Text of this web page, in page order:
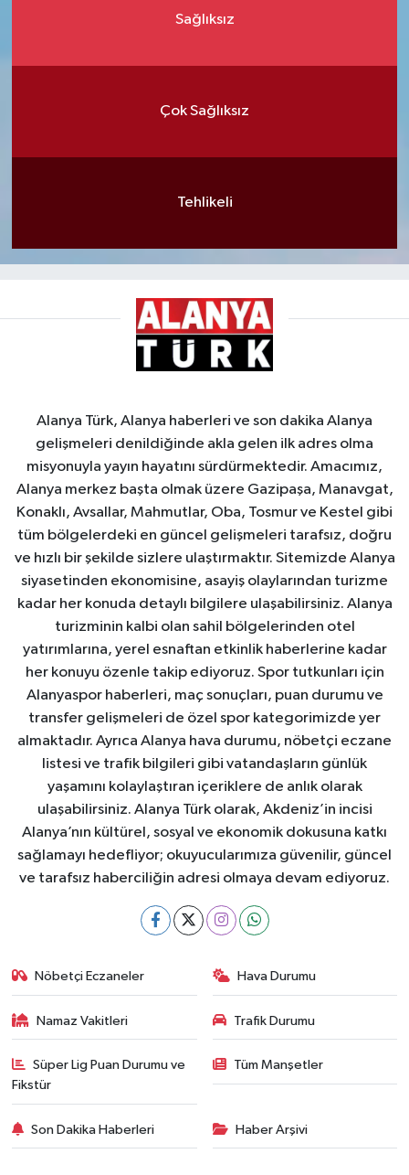
Sağlıksız
Çok Sağlıksız
Tehlikeli
Alanya Türk, Alanya haberleri ve son dakika Alanya
gelişmeleri denildiğinde akla gelen ilk adres olma
misyonuyla yayın hayatını sürdürmektedir. Amacımız,
Alanya merkez başta olmak üzere Gazipaşa, Manavgat,
Konaklı, Avsallar, Mahmutlar, Oba, Tosmur ve Kestel gibi
tüm bölgelerdeki en güncel gelişmeleri tarafsız, doğru
ve hızlı bir şekilde sizlere ulaştırmaktır. Sitemizde Alanya
siyasetinden ekonomisine, asayiş olaylarından turizme
kadar her konuda detaylı bilgilere ulaşabilirsiniz. Alanya
turizminin kalbi olan sahil bölgelerinden otel
yatırımlarına, yerel esnaftan etkinlik haberlerine kadar
her konuyu özenle takip ediyoruz. Spor tutkunları için
Alanyaspor haberleri, maç sonuçları, puan durumu ve
transfer gelişmeleri de özel spor kategorimizde yer
almaktadır. Ayrıca Alanya hava durumu, nöbetçi eczane
listesi ve trafik bilgileri gibi vatandaşların günlük
yaşamını kolaylaştıran içeriklere de anlık olarak
ulaşabilirsiniz. Alanya Türk olarak, Akdeniz’in incisi
Alanya’nın kültürel, sosyal ve ekonomik dokusuna katkı
sağlamayı hedefliyor; okuyucularımıza güvenilir, güncel
ve tarafsız haberciliğin adresi olmaya devam ediyoruz.
Nöbetçi Eczaneler Hava Durumu
Namaz Vakitleri Trafik Durumu
Süper Lig Puan Durumu ve
Fikstür
Tüm Manşetler
Son Dakika Haberleri Haber Arşivi